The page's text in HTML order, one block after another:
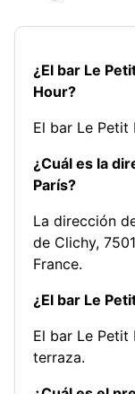
¿El bar Le
Hour?
El bar Le Petit
¿Cuál es la
París?
La dirección
de Clichy,
France.
¿El bar Le
El bar Le Petit
terraza.